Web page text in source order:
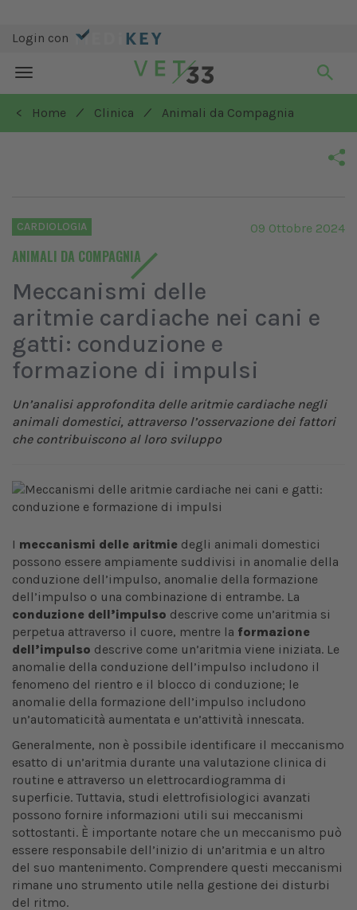
Login con
Toggle
navigation
< Home
/ Clinica / Animali da Compagnia
CARDIOLOGIA
ANIMALI DA COMPAGNIA
09 Ottobre 2024
Meccanismi delle
aritmie cardiache nei cani e
gatti: conduzione e
formazione di impulsi
Un’analisi approfondita delle aritmie cardiache negli
animali domestici, attraverso l’osservazione dei fattori
che contribuiscono al loro sviluppo
I meccanismi delle aritmie degli animali domestici
possono essere ampiamente suddivisi in anomalie della
conduzione dell’impulso, anomalie della formazione
dell’impulso o una combinazione di entrambe. La
conduzione dell’impulso descrive come un’aritmia si
perpetua attraverso il cuore, mentre la formazione
dell’impulso descrive come un’aritmia viene iniziata. Le
anomalie della conduzione dell’impulso includono il
fenomeno del rientro e il blocco di conduzione; le
anomalie della formazione dell’impulso includono
un’automaticità aumentata e un’attività innescata.
Generalmente, non è possibile identificare il meccanismo
esatto di un’aritmia durante una valutazione clinica di
routine e attraverso un elettrocardiogramma di
superficie. Tuttavia, studi elettrofisiologici avanzati
possono fornire informazioni utili sui meccanismi
sottostanti. È importante notare che un meccanismo può
essere responsabile dell’inizio di un’aritmia e un altro
del suo mantenimento. Comprendere questi meccanismi
rimane uno strumento utile nella gestione dei disturbi
del ritmo.